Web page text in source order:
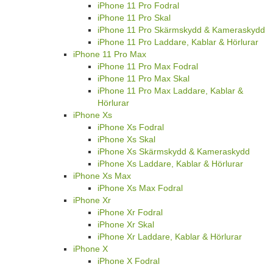
iPhone 11 Pro Fodral
iPhone 11 Pro Skal
iPhone 11 Pro Skärmskydd & Kameraskydd
iPhone 11 Pro Laddare, Kablar & Hörlurar
iPhone 11 Pro Max
iPhone 11 Pro Max Fodral
iPhone 11 Pro Max Skal
iPhone 11 Pro Max Laddare, Kablar &
Hörlurar
iPhone Xs
iPhone Xs Fodral
iPhone Xs Skal
iPhone Xs Skärmskydd & Kameraskydd
iPhone Xs Laddare, Kablar & Hörlurar
iPhone Xs Max
iPhone Xs Max Fodral
iPhone Xr
iPhone Xr Fodral
iPhone Xr Skal
iPhone Xr Laddare, Kablar & Hörlurar
iPhone X
iPhone X Fodral